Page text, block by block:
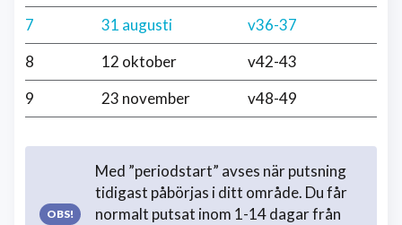
7
31 augusti
v36-37
8
12 oktober
v42-43
9
23 november v48-49
Med ”periodstart” avses när putsning
tidigast påbörjas i ditt område. Du får
normalt putsat inom 1-14 dagar från